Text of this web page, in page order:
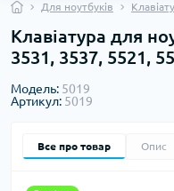
Для ноутбуків
Клавіатура для
3531, 3537, 5521,
Модель: 5019
Артикул: 5019
Все про товар Опис